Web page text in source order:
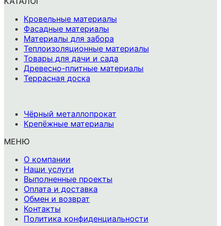
Кровельные материалы
Фасадные материалы
Материалы для забора
Теплоизоляционные материалы
Товары для дачи и сада
Древесно-плитные материалы
Террасная доска
Чёрный металлопрокат
Крепёжные материалы
МЕНЮ
О компании
Наши услуги
Выполненные проекты
Оплата и доставка
Обмен и возврат
Контакты
Политика конфиденциальности